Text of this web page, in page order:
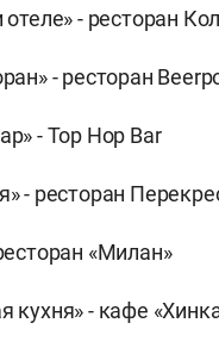
- ресторан
- ресторан
- Top Hop Bar
- ресторан
«Милан»
- кафе